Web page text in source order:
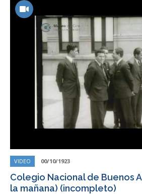
VIDEO 00/10/1923
Colegio Nacional de Buenos
la mañana) (incompleto)